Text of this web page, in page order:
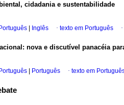
cidadania e sustentabilidade
Inglês · texto em Português ·
nova e discutível panacéia
Português · texto em